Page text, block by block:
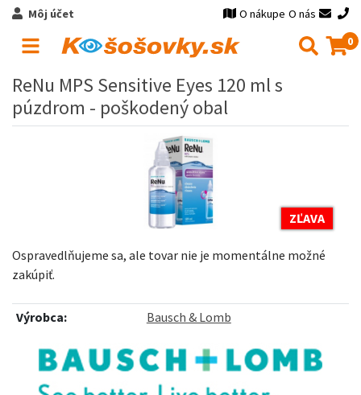
Môj účet O nákupe O nás
0
ReNu MPS Sensitive Eyes 120 ml s
púzdrom - poškodený obal
ZĽAVA
Ospravedlňujeme sa, ale tovar nie je momentálne možné
zakúpiť.
Výrobca: Bausch & Lomb